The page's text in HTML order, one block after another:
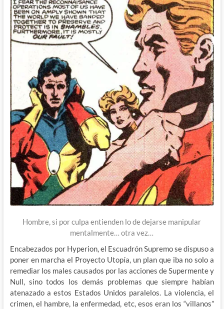
Hombre, si por culpa entienden lo de dejarse manipular
mentalmente… otra vez…
Encabezados por Hyperion, el Escuadrón Supremo se dispuso a
poner en marcha el Proyecto Utopía, un plan que iba no solo a
remediar los males causados por las acciones de Supermente y
Null, sino todos los demás problemas que siempre habían
atenazado a estos Estados Unidos paralelos. La violencia, el
crimen, el hambre, la enfermedad, etc, esos eran los “villanos”